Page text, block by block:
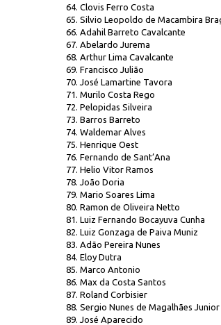
64. Clovis Ferro Costa
65. Silvio Leopoldo de Macambira
66. Adahil Barreto Cavalcante
67. Abelardo Jurema
68. Arthur Lima Cavalcante
69. Francisco Julião
70. José Lamartine Tavora
71. Murilo Costa Rego
72. Pelopidas Silveira
73. Barros Barreto
74. Waldemar Alves
75. Henrique Oest
76. Fernando de Sant’Ana
77. Helio Vitor Ramos
78. João Doria
79. Mario Soares Lima
80. Ramon de Oliveira Netto
81. Luiz Fernando Bocayuva Cunha
82. Luiz Gonzaga de Paiva Muniz
83. Adão Pereira Nunes
84. Eloy Dutra
85. Marco Antonio
86. Max da Costa Santos
87. Roland Corbisier
88. Sergio Nunes de Magalhães Junior
89. José Aparecido